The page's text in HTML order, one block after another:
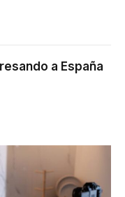
a España